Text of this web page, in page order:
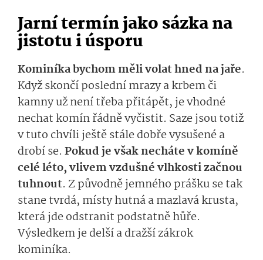
Jarní termín jako sázka na
jistotu i úsporu
Kominíka bychom měli volat hned na jaře.
Když skončí poslední mrazy a krbem či
kamny už není třeba přitápět, je vhodné
nechat komín řádně vyčistit. Saze jsou totiž
v tuto chvíli ještě stále dobře vysušené a
drobí se. Pokud je však necháte v komíně
celé léto, vlivem vzdušné vlhkosti začnou
tuhnout. Z původně jemného prášku se tak
stane tvrdá, místy hutná a mazlavá krusta,
která jde odstranit podstatně hůře.
Výsledkem je delší a dražší zákrok
kominíka.